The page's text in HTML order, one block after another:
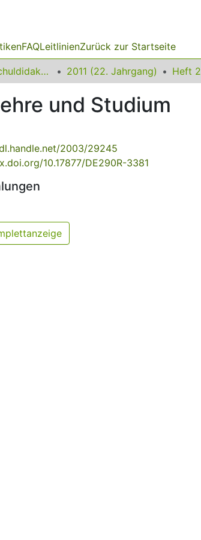
FAQLeitlinienZurück zur Startseite
Journal Hochschuldidaktik 2011 (22. Jahrgang) Heft 2
und Studium
2003/29245
10.17877/DE290R-3381